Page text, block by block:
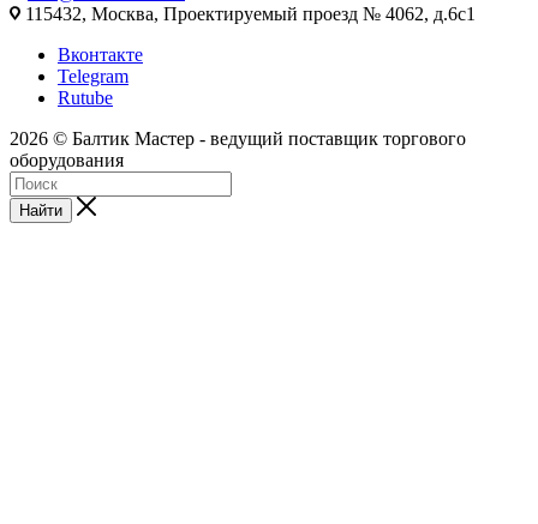
115432, Москва, Проектируемый проезд № 4062, д.6с1
Вконтакте
Telegram
Rutube
2026 © Балтик Мастер - ведущий поставщик торгового
оборудования
Найти